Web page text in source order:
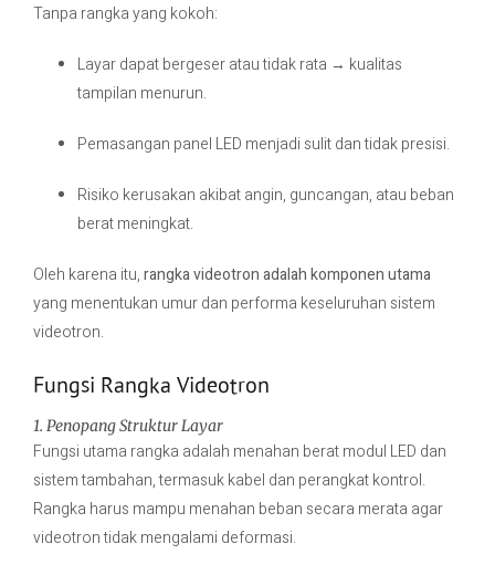
Tanpa rangka yang kokoh:
Layar dapat bergeser atau tidak rata → kualitas
tampilan menurun.
Pemasangan panel LED menjadi sulit dan tidak presisi.
Risiko kerusakan akibat angin, guncangan, atau beban
berat meningkat.
Oleh karena itu,rangka videotron adalah komponen utama
yang menentukan umur dan performa keseluruhan sistem
videotron.
Fungsi Rangka Videotron
1. Penopang Struktur Layar
Fungsi utama rangka adalah menahan berat modul LED dan
sistem tambahan, termasuk kabel dan perangkat kontrol.
Rangka harus mampu menahan beban secara merata agar
videotron tidak mengalami deformasi.